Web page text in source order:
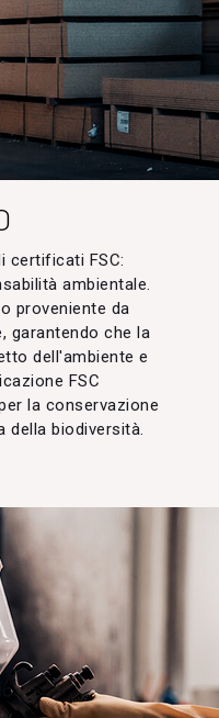
certificati FSC:
ambientale.
proveniente da
garantendo che la
dell'ambiente e
FSC
la conservazione
della biodiversità.